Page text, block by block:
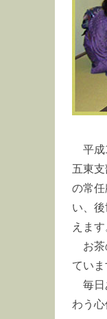
平
五東
の常
い、
えます
お
ていま
毎
わう